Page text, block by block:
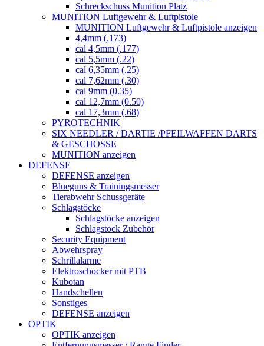
Schreckschuss Munition Platz
MUNITION Luftgewehr & Luftpistole
MUNITION Luftgewehr & Luftpistole anzeigen
4,4mm (.173)
cal 4,5mm (.177)
cal 5,5mm (.22)
cal 6,35mm (.25)
cal 7,62mm (.30)
cal 9mm (0.35)
cal 12,7mm (0.50)
cal 17,3mm (.68)
PYROTECHNIK
SIX NEEDLER / DARTIE /PFEILWAFFEN DARTS
& GESCHOSSE
MUNITION anzeigen
DEFENSE
DEFENSE anzeigen
Blueguns & Trainingsmesser
Tierabwehr Schussgeräte
Schlagstöcke
Schlagstöcke anzeigen
Schlagstock Zubehör
Security Equipment
Abwehrspray
Schrillalarme
Elektroschocker mit PTB
Kubotan
Handschellen
Sonstiges
DEFENSE anzeigen
OPTIK
OPTIK anzeigen